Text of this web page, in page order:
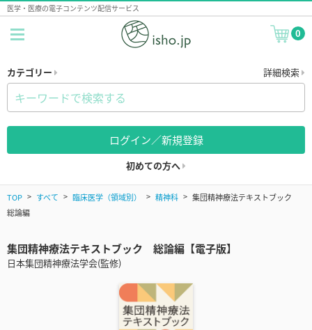
医学・医療の電子コンテンツ配信サービス
0
カテゴリー 詳細検索
ログイン／新規登録
初めての方へ
TOP すべて 臨床医学（領域別） 精神科
集団精神療法テキストブック
総論編
集団精神療法テキストブック 総論編【電子版】
日本集団精神療法学会(監修)